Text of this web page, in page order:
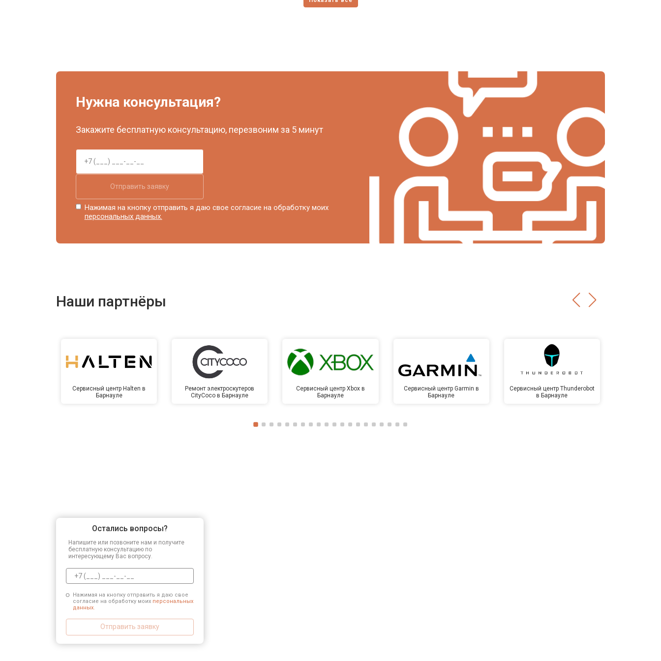
Нужна консультация?
Закажите бесплатную консультацию, перезвоним за 5 минут
Отправить заявку
Нажимая на кнопку отправить я даю свое согласие на обработку моих
персональных данных.
Наши партнёры
Сервисный центр Halten в
Барнауле
Ремонт электроскутеров
CityCoco в Барнауле
Сервисный центр Xbox в
Барнауле
Сервисный центр Garmin в
Барнауле
Сервисный центр Thunderobot
в Барнауле
Остались вопросы?
Напишите или позвоните нам и получите
бесплатную консультацию по
интересующему Вас вопросу.
Нажимая на кнопку отправить я даю свое
согласие на обработку моих персональных
данных.
Отправить заявку